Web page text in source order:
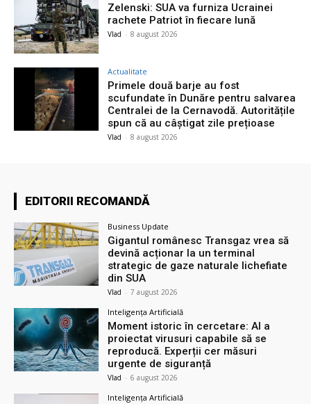
Zelenski: SUA va furniza Ucrainei
rachete Patriot în fiecare lună
Vlad - 8 august 2026
Actualitate
Primele două barje au fost
scufundate în Dunăre pentru salvarea
Centralei de la Cernavodă. Autoritățile
spun că au câștigat zile prețioase
Vlad - 8 august 2026
EDITORII RECOMANDĂ
Business Update
Gigantul românesc Transgaz vrea să
devină acționar la un terminal
strategic de gaze naturale lichefiate
din SUA
Vlad - 7 august 2026
Inteligența Artificială
Moment istoric în cercetare: AI a
proiectat virusuri capabile să se
reproducă. Experții cer măsuri
urgente de siguranță
Vlad - 6 august 2026
Inteligența Artificială